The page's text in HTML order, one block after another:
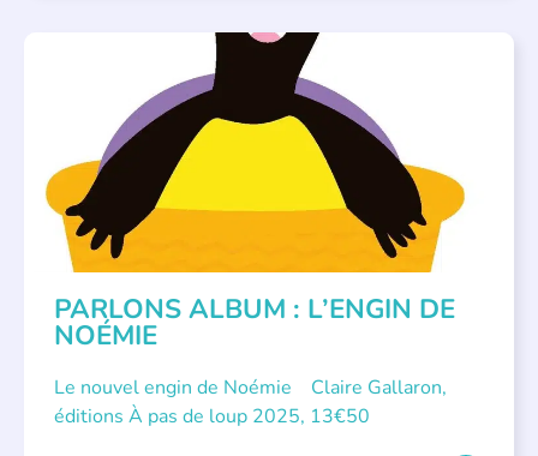
PARLONS ALBUM : L’ENGIN DE
NOÉMIE
Le nouvel engin de Noémie Claire Gallaron,
éditions À pas de loup 2025, 13€50